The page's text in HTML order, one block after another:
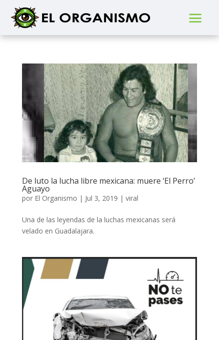
De luto la lucha libre mexicana: muere ‘El Perro’
Aguayo
por El Organismo | Jul 3, 2019 | viral
Una de las leyendas de la luchas mexicanas será
velado en Guadalajara.